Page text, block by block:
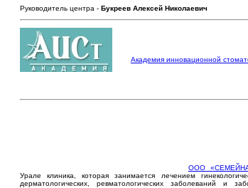
Руководитель центра - Букреев Алексей Николаевич
Академия инновационной
ООО
Урале клиника, которая занимается лечением
дерматологических, ревматологических заболеваний и